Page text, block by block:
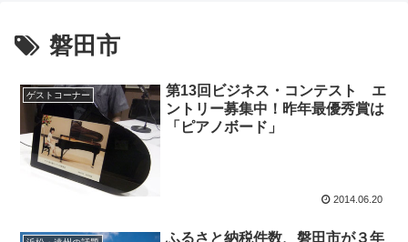
磐田市
ゲストコーナー
第13回ビジネス・コンテスト エ
ントリー募集中！昨年最優秀賞は
「ピアノボード」
2014.06.20
ふるさと納税件数、磐田市が３年